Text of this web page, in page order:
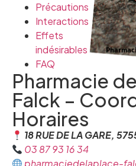
Précautions
Interactions
Effets
indésirables
FAQ
Pharmacie
Falck –
Horaires
18 RUE DE LA GARE,
03 87 93 16 34
pharmaciedelaplace-